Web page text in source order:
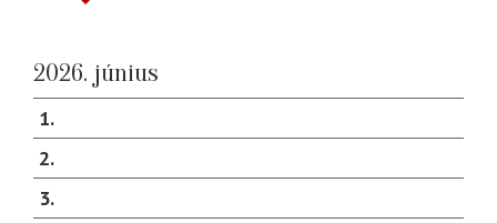
2026. június
1
2
3